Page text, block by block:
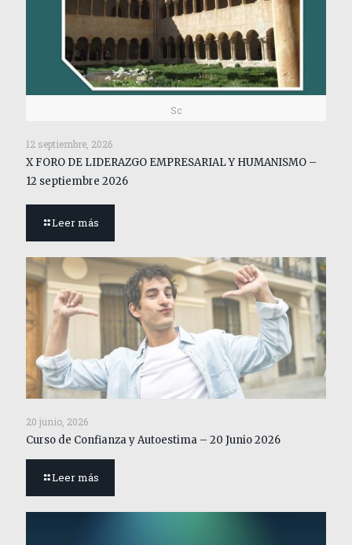
Sc
12 septiembre, 2026
X FORO DE LIDERAZGO EMPRESARIAL Y HUMANISMO –
12 septiembre 2026
Leer más
20 junio, 2026
Curso de Confianza y Autoestima – 20 Junio 2026
Leer más